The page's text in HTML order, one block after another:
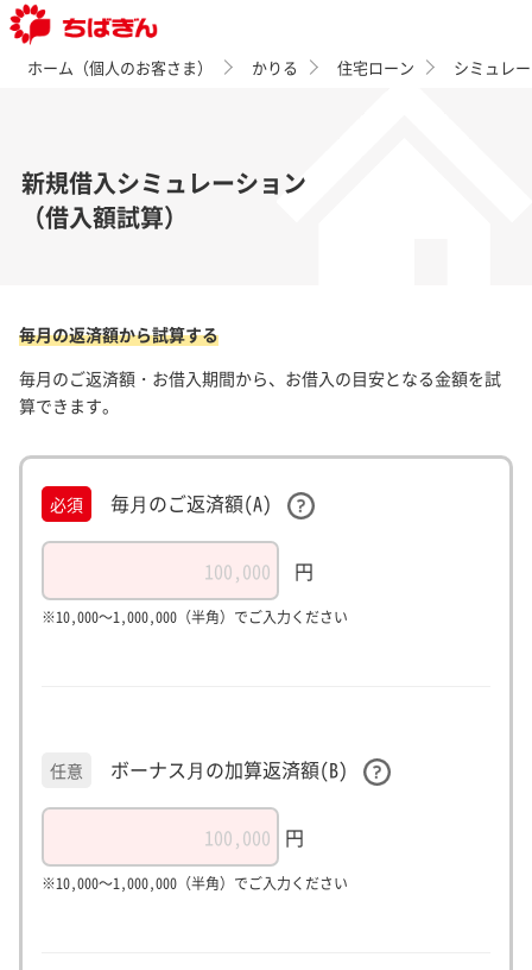
ホーム（個人のお客さま） かりる 住宅ローン シミュレ
新規借入シミュレーション
（借入額試算）
毎月の返済額から試算する
毎月のご返済額・お借入期間から、お借入の目安となる金額を試
算できます。
必須 毎⽉のご返済額(A)
円
※10,000～1,000,000（半角）でご入力ください
任意 ボーナス⽉の加算返済額(B)
円
※10,000～1,000,000（半角）でご入力ください